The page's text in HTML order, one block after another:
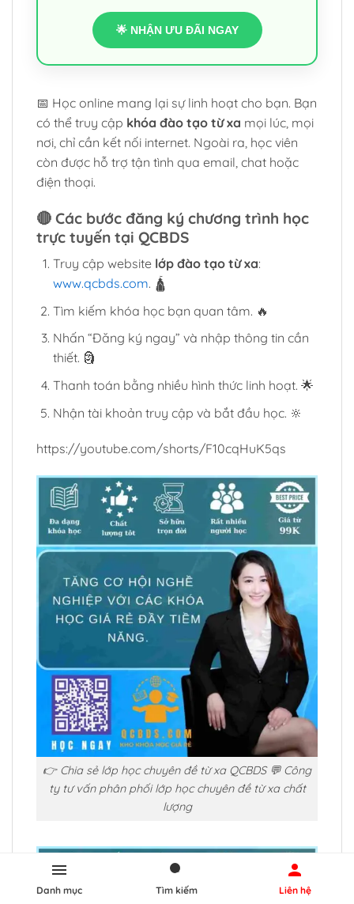
🌟 NHẬN ƯU ĐÃI NGAY
📅 Học online mang lại sự linh hoạt cho bạn. Bạn
có thể truy cập khóa đào tạo từ xa mọi lúc, mọi
nơi, chỉ cần kết nối internet. Ngoài ra, học viên
còn được hỗ trợ tận tình qua email, chat hoặc
điện thoại.
🔴 Các bước đăng ký chương trình học
trực tuyến tại QCBDS
Truy cập website lớp đào tạo từ xa:
www.qcbds.com. 🛕
Tìm kiếm khóa học bạn quan tâm. 🔥
Nhấn “Đăng ký ngay” và nhập thông tin cần
thiết. 🗿
Thanh toán bằng nhiều hình thức linh hoạt. 🌟
Nhận tài khoản truy cập và bắt đầu học. 🔆
https://youtube.com/shorts/F10cqHuK5qs
👉 Chia sẻ lớp học chuyên đề từ xa QCBDS 💬 Công
ty tư vấn phân phối lớp học chuyên đề từ xa chất
lượng
Danh mục Tìm kiếm Liên hệ